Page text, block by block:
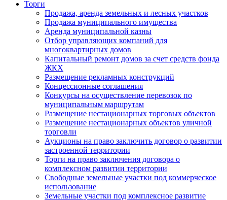
Торги
Продажа, аренда земельных и лесных участков
Продажа муниципального имущества
Аренда муниципальной казны
Отбор управляющих компаний для
многоквартирных домов
Капитальный ремонт домов за счет средств фонда
ЖКХ
Размещение рекламных конструкций
Концессионные соглашения
Конкурсы на осуществление перевозок по
муниципальным маршрутам
Размещение нестационарных торговых объектов
Размещение нестационарных объектов уличной
торговли
Аукционы на право заключить договор о развитии
застроенной территории
Торги на право заключения договора о
комплексном развитии территории
Свободные земельные участки под коммерческое
использование
Земельные участки под комплексное развитие